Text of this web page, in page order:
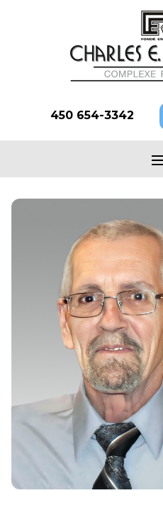
450 654-3342